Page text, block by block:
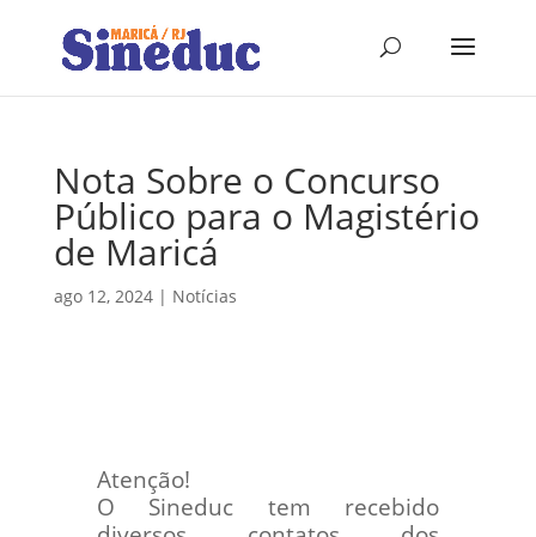
Nota Sobre o Concurso
Público para o Magistério
de Maricá
ago 12, 2024| Notícias
Atenção!
O Sineduc tem recebido